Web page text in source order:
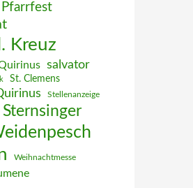
Pfarrfest
Kreuz
salvator
St. Clemens
Stellenanzeige
Sternsinger
Weihnachtmesse